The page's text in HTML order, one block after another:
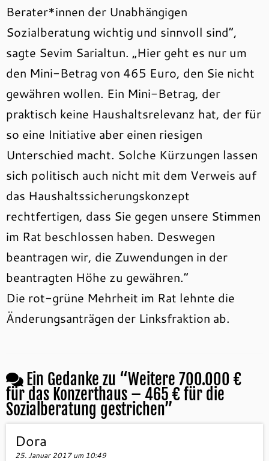
Berater*innen der Unabhängigen
Sozialberatung wichtig und sinnvoll sind“,
sagte Sevim Sarialtun. „Hier geht es nur um
den Mini-Betrag von 465 Euro, den Sie nicht
gewähren wollen. Ein Mini-Betrag, der
praktisch keine Haushaltsrelevanz hat, der für
so eine Initiative aber einen riesigen
Unterschied macht. Solche Kürzungen lassen
sich politisch auch nicht mit dem Verweis auf
das Haushaltssicherungskonzept
rechtfertigen, dass Sie gegen unsere Stimmen
im Rat beschlossen haben. Deswegen
beantragen wir, die Zuwendungen in der
beantragten Höhe zu gewähren.“
Die rot-grüne Mehrheit im Rat lehnte die
Änderungsanträgen der Linksfraktion ab.
Ein Gedanke zu “Weitere 700.000 €
für das Konzerthaus – 465 € für die
Sozialberatung gestrichen”
Dora
25. Januar 2017 um 10:49